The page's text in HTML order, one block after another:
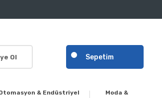
Ol Sepetim
& Endüstriyel
Moda &